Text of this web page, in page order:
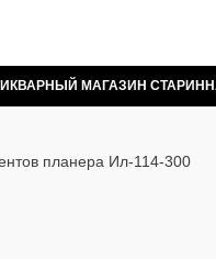
МАГАЗИН
планера Ил-114-300